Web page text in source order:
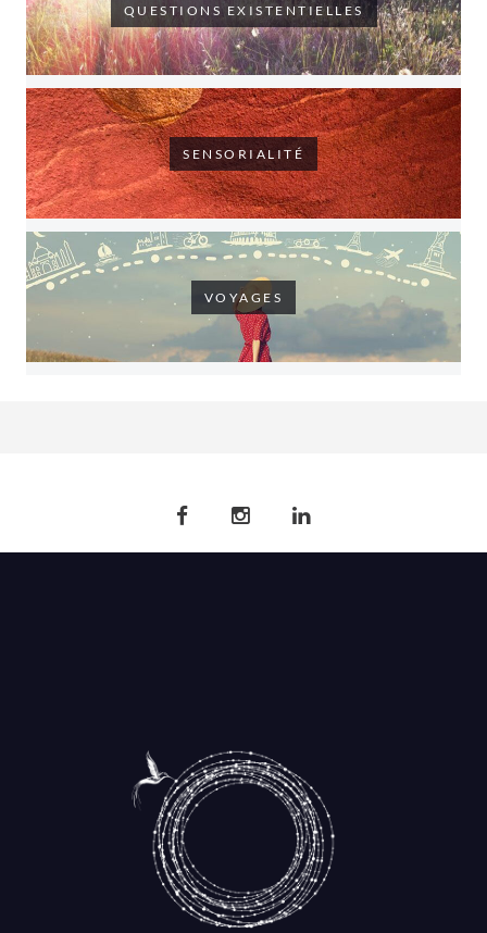
QUESTIONS EXISTENTIELLES
SENSORIALITÉ
VOYAGES